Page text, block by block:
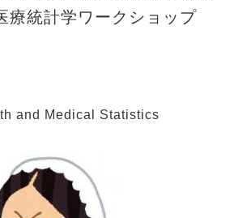
療統計学ワークショップ
and Medical Statistics